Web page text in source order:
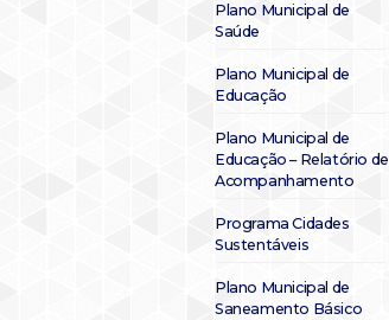
Plano Municipal de
Saúde
Plano Municipal de
Educação
Plano Municipal de
Educação – Relatório de
Acompanhamento
Programa Cidades
Sustentáveis
Plano Municipal de
Saneamento Básico